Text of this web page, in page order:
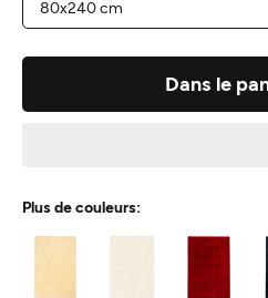
Dans le
Plus de couleurs: